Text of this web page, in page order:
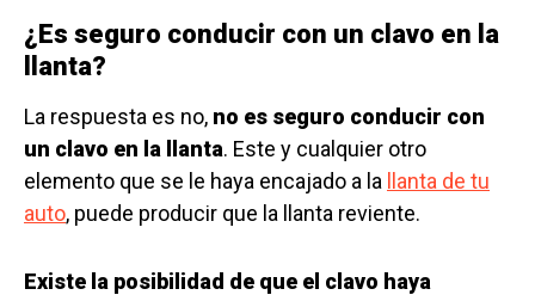
¿Es seguro conducir con un clavo en la
llanta?
La respuesta es no, no es seguro conducir con
un clavo en la llanta. Este y cualquier otro
elemento que se le haya encajado a la
llanta de tu
auto, puede producir que la llanta reviente.
Existe la posibilidad de que el clavo haya